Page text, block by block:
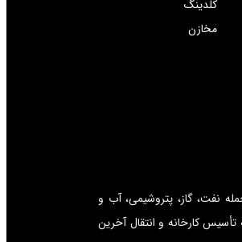
کلدینگ
مخازن
مختلف از جمله نفت، گاز، پتروشیمی، آب و
کارخانه و انتقال آخرین